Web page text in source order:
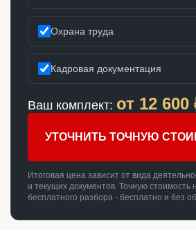
Охрана труда
Кадровая документация
Ваш комплект: от 12 600
УТОЧНИТЬ ТОЧНУЮ
Итоговая цена зависит от вида
и текущих документов. Точную стоимость
бесплатного разбора - бесплатно и без